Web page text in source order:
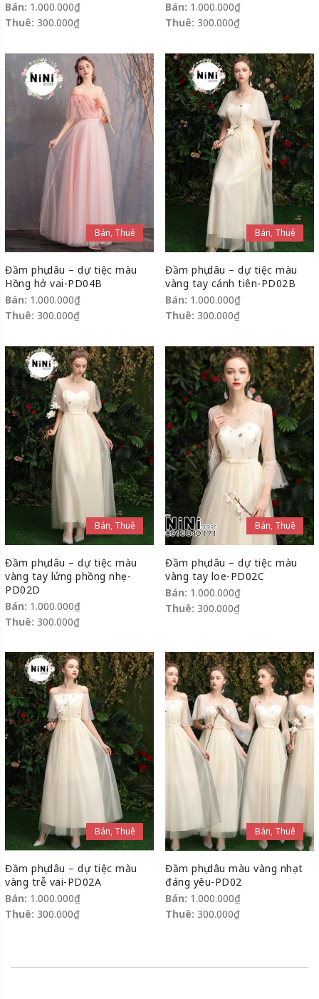
Bán: 1.000.000₫
Thuê: 300.000₫
Bán: 1.000.000₫
Thuê: 300.000₫
Bán, Thuê
Đầm phụ dâu – dự tiệc màu
Hồng hở vai-PD04B
Bán: 1.000.000₫
Thuê: 300.000₫
Bán, Thuê
Đầm phụ dâu – dự tiệc màu
vàng tay cánh tiên-PD02B
Bán: 1.000.000₫
Thuê: 300.000₫
Bán, Thuê
Đầm phụ dâu – dự tiệc màu
vàng tay lửng phồng nhẹ-
PD02D
Bán: 1.000.000₫
Thuê: 300.000₫
Bán, Thuê
Đầm phụ dâu – dự tiệc màu
vàng tay loe-PD02C
Bán: 1.000.000₫
Thuê: 300.000₫
Bán, Thuê
Đầm phụ dâu – dự tiệc màu
vàng trễ vai-PD02A
Bán: 1.000.000₫
Thuê: 300.000₫
Bán, Thuê
Đầm phụ dâu màu vàng nhạt
đáng yêu-PD02
Bán: 1.000.000₫
Thuê: 300.000₫